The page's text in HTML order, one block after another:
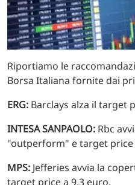
Riportiamo le
Borsa Italiana fornite dai
ERG: Barclays alza il target
INTESA SANPAOLO: Rbc
"outperform" e target price
MPS: Jefferies avvia la
target price a 9,3 euro.